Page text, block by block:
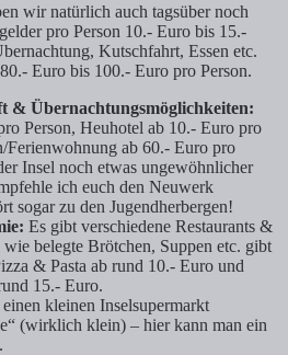
wir natürlich auch tagsüber noch
pro Person 10.- Euro bis 15.-
Kutschfahrt, Essen etc.
Euro bis 100.- Euro pro Person.
& Übernachtungsmöglichkeiten:
Person, Heuhotel ab 10.- Euro pro
Ferienwohnung ab 60.- Euro pro
Insel noch etwas ungewöhnlicher
ich euch den Neuwerk
sogar zu den Jugendherbergen!
Es gibt verschiedene Restaurants &
belegte Brötchen, Suppen etc. gibt
& Pasta ab rund 10.- Euro und
15.- Euro.
kleinen Inselsupermarkt
(wirklich klein) – hier kann man ein